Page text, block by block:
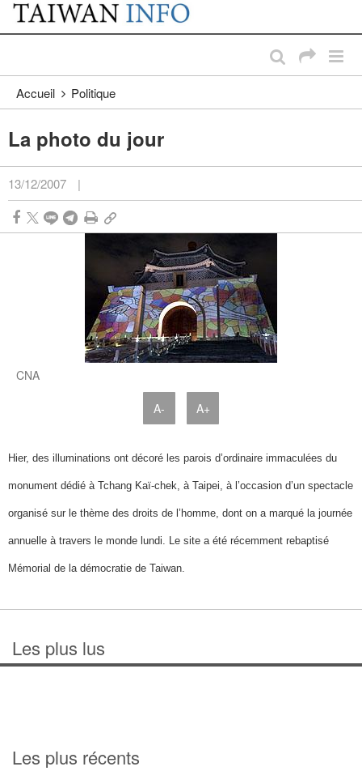
Passer au contenu principal
:::
Accueil Politique
La photo du jour
13/12/2007 |
CNA
A- A+
Hier, des illuminations ont décoré les parois d’ordinaire immaculées du
monument dédié à Tchang Kaï-chek, à Taipei, à l’occasion d’un spectacle
organisé sur le thème des droits de l’homme, dont on a marqué la journée
annuelle à travers le monde lundi. Le site a été récemment rebaptisé
Mémorial de la démocratie de Taiwan.
Les plus lus
Les plus récents